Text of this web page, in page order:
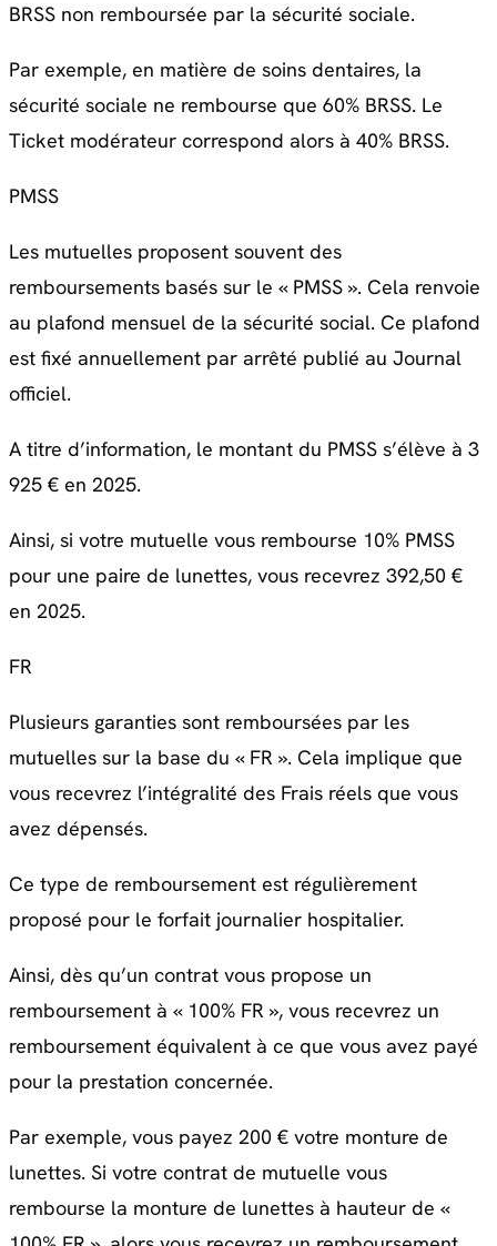
BRSS non remboursée par la sécurité sociale.
Par exemple, en matière de soins dentaires, la
sécurité sociale ne rembourse que 60% BRSS. Le
Ticket modérateur correspond alors à 40% BRSS.
PMSS
Les mutuelles proposent souvent des
remboursements basés sur le « PMSS ». Cela renvoie
au plafond mensuel de la sécurité social. Ce plafond
est fixé annuellement par arrêté publié au Journal
officiel.
A titre d’information, le montant du PMSS s’élève à 3
925 € en 2025.
Ainsi, si votre mutuelle vous rembourse 10% PMSS
pour une paire de lunettes, vous recevrez 392,50 €
en 2025.
FR
Plusieurs garanties sont remboursées par les
mutuelles sur la base du « FR ». Cela implique que
vous recevrez l’intégralité des Frais réels que vous
avez dépensés.
Ce type de remboursement est régulièrement
proposé pour le forfait journalier hospitalier.
Ainsi, dès qu’un contrat vous propose un
remboursement à « 100% FR », vous recevrez un
remboursement équivalent à ce que vous avez payé
pour la prestation concernée.
Par exemple, vous payez 200 € votre monture de
lunettes. Si votre contrat de mutuelle vous
rembourse la monture de lunettes à hauteur de «